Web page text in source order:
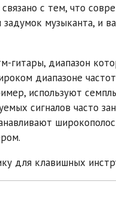
с тем, что
музыканта, и
гитары, диапазон
диапазоне
используют
сигналов часто
для клавишных